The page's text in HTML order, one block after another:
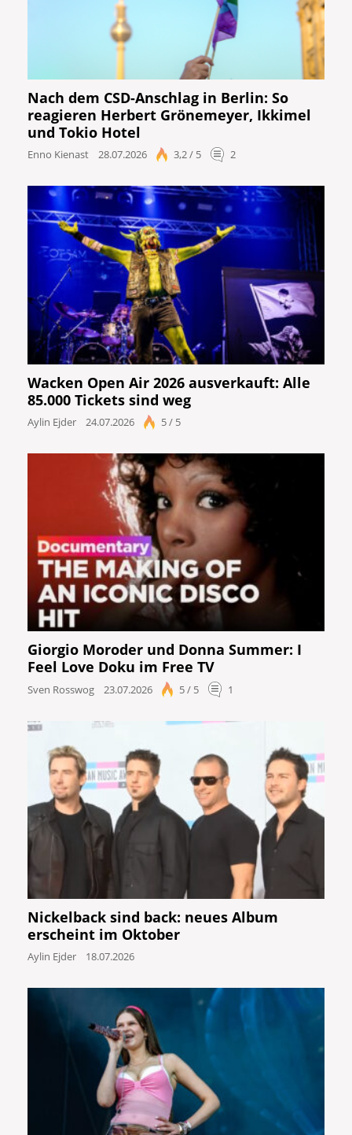
Nach dem CSD-Anschlag in Berlin: So
reagieren Herbert Grönemeyer, Ikkimel
und Tokio Hotel
Enno Kienast 28.07.2026 3,2 / 5 2
Wacken Open Air 2026 ausverkauft: Alle
85.000 Tickets sind weg
Aylin Ejder 24.07.2026 5 / 5
Giorgio Moroder und Donna Summer: I
Feel Love Doku im Free TV
Sven Rosswog 23.07.2026 5 / 5 1
Nickelback sind back: neues Album
erscheint im Oktober
Aylin Ejder 18.07.2026